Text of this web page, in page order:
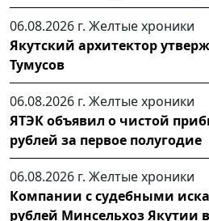
06.08.2026 г. Желтые хроники
Якутский архитектор
Тумусов
06.08.2026 г. Желтые хроники
ЯТЭК объявил о чистой
рублей за первое полугодие
06.08.2026 г. Желтые хроники
Компании с судебными
рублей Минсельхоз Якутии